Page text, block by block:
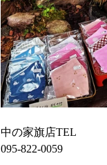
中の家旗店TEL
095-822-0059